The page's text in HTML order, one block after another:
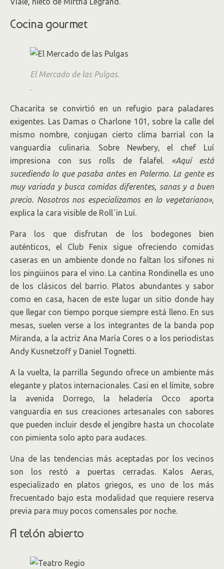
Cocina gourmet
El Mercado de las Pulgas.
.
Chacarita se convirtió en un refugio para paladares
exigentes. Las Damas o Charlone 101, sobre la calle del
mismo nombre, conjugan cierto clima barrial con la
vanguardia culinaria. Sobre Newbery, el chef Luí
impresiona con sus rolls de falafel. «Aquí está
sucediendo lo que pasaba antes en Palermo. La gente es
muy variada y busca comidas diferentes, sanas y a buen
precio. Nosotros nos especializamos en lo vegetariano»,
explica la cara visible de Roll´in Luí.
Para los que disfrutan de los bodegones bien
auténticos, el Club Fenix sigue ofreciendo comidas
caseras en un ambiente donde no faltan los sifones ni
los pingüinos para el vino. La cantina Rondinella es uno
de los clásicos del barrio. Platos abundantes y sabor
como en casa, hacen de este lugar un sitio donde hay
que llegar con tiempo porque siempre está lleno. En sus
mesas, suelen verse a los integrantes de la banda pop
Miranda, a la actriz Ana María Cores o a los periodistas
Andy Kusnetzoff y Daniel Tognetti.
A la vuelta, la parrilla Segundo ofrece un ambiente más
elegante y platos internacionales. Casi en el límite, sobre
la avenida Dorrego, la heladería Occo aporta
vanguardia en sus creaciones artesanales con sabores
que pueden incluir desde el jengibre hasta un chocolate
con pimienta solo apto para audaces.
Una de las tendencias más aceptadas por los vecinos
son los restó a puertas cerradas. Kalos Aeras,
especializado en platos griegos, es uno de los más
frecuentado bajo esta modalidad que requiere reserva
previa para muy pocos comensales por noche.
A telón abierto